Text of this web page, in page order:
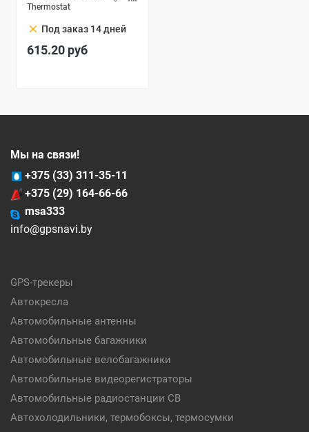
Thermostat
clear Под заказ 14 дней
615.20 руб
Мы на связи!
+375 (33) 311-35-11
+375 (29) 164-66-66
msa333
info@gpsnavi.by
GPS-трекеры
Автокресла
Автомобильные антенны
Автомобильные багажники
Автомобильные велобагажники
Автомобильные видеорегистраторы
Автомобильные радиостанции CB
Автохолодильники, термобоксы, термосумки